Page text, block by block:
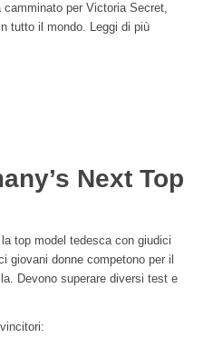
per Victoria Secret,
tutto il mondo. Leggi di più
Next Top
top model tedesca con giudici
giovani donne competono per il
Devono superare diversi test e